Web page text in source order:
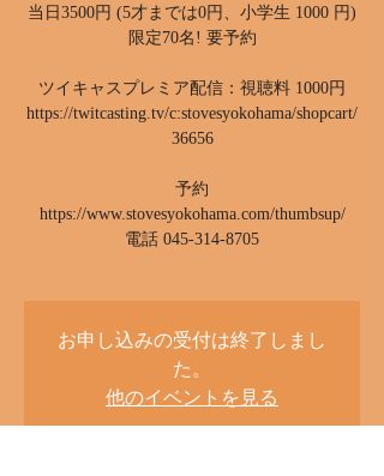
当日3500円 (5才までは0円、小学生 1000 円)
限定70名! 要予約
ツイキャスプレミア配信：視聴料 1000円
https://twitcasting.tv/c:stovesyokohama/shopcart/
36656
予約
https://www.stovesyokohama.com/thumbsup/
電話 045-314-8705
お申し込みの受付は終了しまし
た。
他のイベントを見る